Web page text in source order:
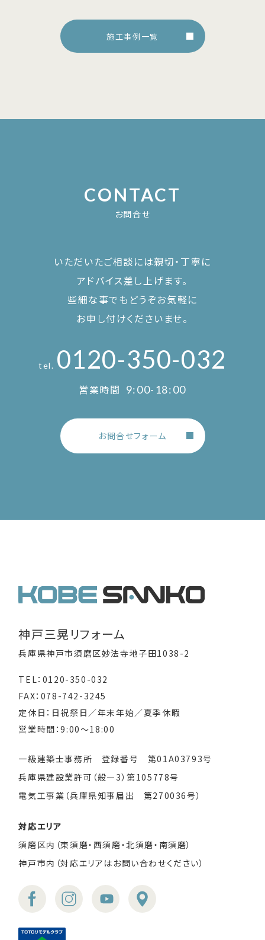
施工事例一覧
CONTACT
お問合せ
いただいたご相談には親切・丁寧に
アドバイス差し上げます。
些細な事でもどうぞお気軽に
お申し付けくださいませ。
tel. 0120-350-032
営業時間 9:00-18:00
お問合せフォーム
神戸三晃リフォーム
兵庫県神戸市須磨区妙法寺地子田1038-2
TEL：0120-350-032
FAX：078-742-3245
定休日：日祝祭日／年末年始／夏季休暇
営業時間：9:00～18:00
一級建築士事務所 登録番号 第01A03793号
兵庫県建設業許可（般―3）第105778号
電気工事業（兵庫県知事届出 第270036号）
対応エリア
須磨区内（東須磨・西須磨・北須磨・南須磨）
神戸市内（対応エリアはお問い合わせください）